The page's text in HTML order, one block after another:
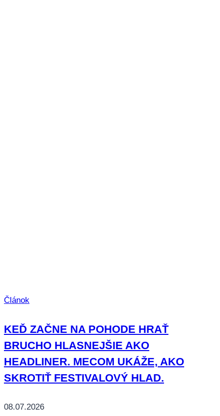
Článok
KEĎ ZAČNE NA POHODE HRAŤ
BRUCHO HLASNEJŠIE AKO
HEADLINER. MECOM UKÁŽE, AKO
SKROTIŤ FESTIVALOVÝ HLAD.
08.07.2026